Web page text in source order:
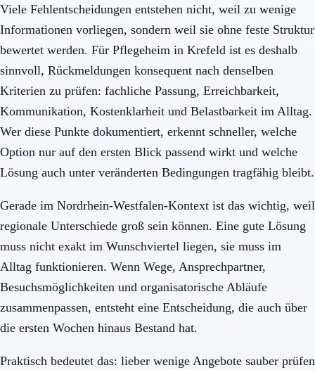
Viele Fehlentscheidungen entstehen nicht, weil zu wenige
Informationen vorliegen, sondern weil sie ohne feste Struktur
bewertet werden. Für Pflegeheim in Krefeld ist es deshalb
sinnvoll, Rückmeldungen konsequent nach denselben
Kriterien zu prüfen: fachliche Passung, Erreichbarkeit,
Kommunikation, Kostenklarheit und Belastbarkeit im Alltag.
Wer diese Punkte dokumentiert, erkennt schneller, welche
Option nur auf den ersten Blick passend wirkt und welche
Lösung auch unter veränderten Bedingungen tragfähig bleibt.
Gerade im Nordrhein-Westfalen-Kontext ist das wichtig, weil
regionale Unterschiede groß sein können. Eine gute Lösung
muss nicht exakt im Wunschviertel liegen, sie muss im
Alltag funktionieren. Wenn Wege, Ansprechpartner,
Besuchsmöglichkeiten und organisatorische Abläufe
zusammenpassen, entsteht eine Entscheidung, die auch über
die ersten Wochen hinaus Bestand hat.
Praktisch bedeutet das: lieber wenige Angebote sauber prüfen